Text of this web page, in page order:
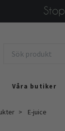
Våra butiker
E-juice